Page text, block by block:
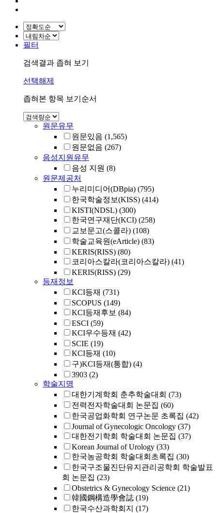
필터
검색결과 좁혀 보기
선택해제
좁혀본 항목 보기순서
원문유무
원문있음 (1,565)
원문없음 (267)
음성지원유무
음성 지원 (8)
원문제공처
누리미디어(DBpia) (795)
한국학술정보(KISS) (414)
KISTI(NDSL) (300)
한국연구재단(KCI) (258)
교보문고(스콜라) (108)
학술교육원(eArticle) (83)
KERIS(RISS) (80)
코리아스칼라(코리아스칼라) (41)
KERIS(RISS) (29)
등재정보
KCI등재 (731)
SCOPUS (149)
KCI등재후보 (84)
ESCI (59)
KCI우수등재 (42)
SCIE (19)
KCI등재 (10)
구)KCI등재(통합) (4)
3903 (2)
학술지명
대한기계학회 춘추학술대회 (73)
전력전자학술대회 논문집 (60)
한국공업화학회 연구논문 초록집 (42)
Journal of Gynecologic Oncology (37)
대한전기학회 학술대회 논문집 (37)
Korean Journal of Urology (33)
한국농공학회 학술대회초록집 (30)
한국구조물진단유지관리공학회 학술발표
회 논문집 (23)
Obstetrics & Gynecology Science (21)
韓國鋼構造學會誌 (19)
한국수산과학회지 (17)